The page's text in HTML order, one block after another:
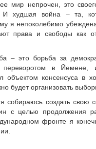
мир непрочен, это
И худшая война – та,
я непоколебимо
права и свободы как
– это борьба за
переворотом в
объектом консенсуса в
будет организовать
собираюсь создать свою
с целью продолжения
фронте я